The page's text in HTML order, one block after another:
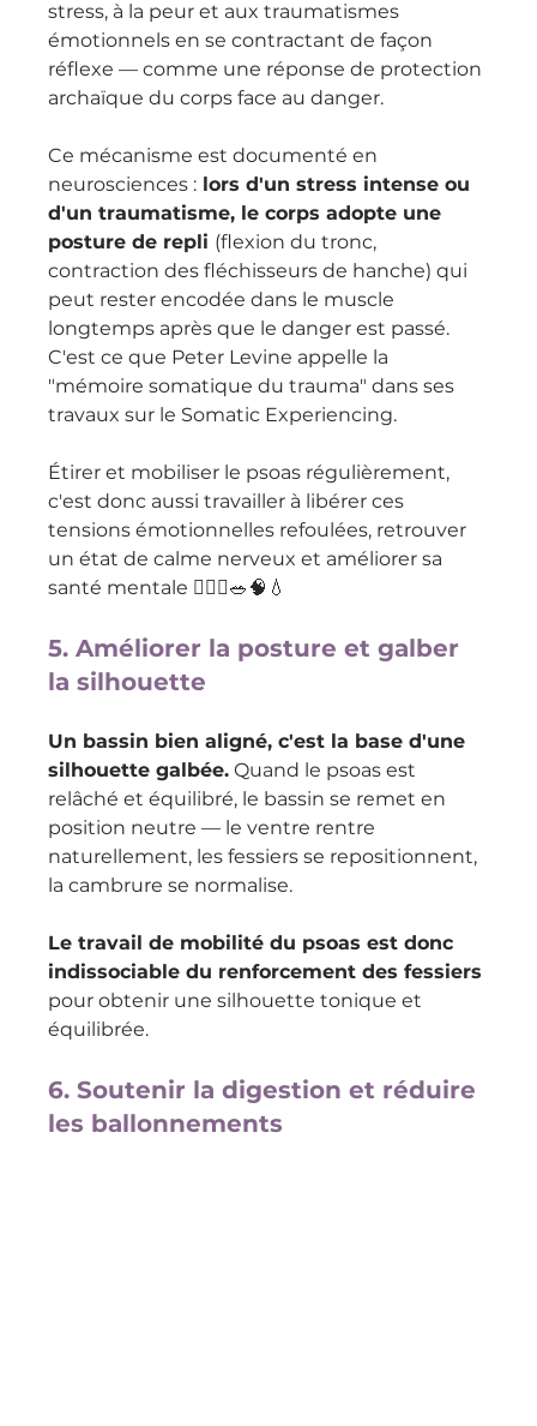
stress, à la peur et aux traumatismes
émotionnels en se contractant de façon
réflexe — comme une réponse de protection
archaïque du corps face au danger.
Ce mécanisme est documenté en
neurosciences : lors d'un stress intense ou
d'un traumatisme, le corps adopte une
posture de repli (flexion du tronc,
contraction des fléchisseurs de hanche) qui
peut rester encodée dans le muscle
longtemps après que le danger est passé.
C'est ce que Peter Levine appelle la
"mémoire somatique du trauma" dans ses
travaux sur le Somatic Experiencing.
Étirer et mobiliser le psoas régulièrement,
c'est donc aussi travailler à libérer ces
tensions émotionnelles refoulées, retrouver
un état de calme nerveux et améliorer sa
santé mentale 🧘🏽‍♀️🥗🧠💧
5. Améliorer la posture et galber
la silhouette
Un bassin bien aligné, c'est la base d'une
silhouette galbée. Quand le psoas est
relâché et équilibré, le bassin se remet en
position neutre — le ventre rentre
naturellement, les fessiers se repositionnent,
la cambrure se normalise.
Le travail de mobilité du psoas est donc
indissociable du renforcement des fessiers
pour obtenir une silhouette tonique et
équilibrée.
6. Soutenir la digestion et réduire
les ballonnements